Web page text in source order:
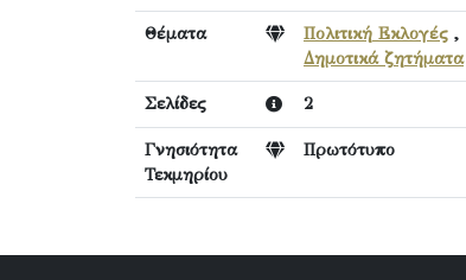
Θέματα Πολιτική Εκλογές ,
Δημοτικά ζητήματα
Σελίδες 2
Γνησιότητα
Τεκμηρίου
Πρωτότυπο